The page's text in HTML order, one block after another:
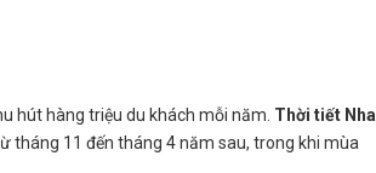
hút hàng triệu du khách mỗi năm. Thời tiết Nha
tháng 11 đến tháng 4 năm sau, trong khi mùa